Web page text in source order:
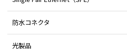
防水コネクタ
光製品